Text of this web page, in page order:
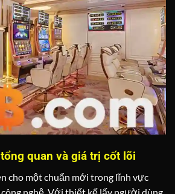
quan và giá trị cốt lõi
cho một chuẩn mới trong lĩnh vực
nghệ. Với thiết kế lấy người dùng